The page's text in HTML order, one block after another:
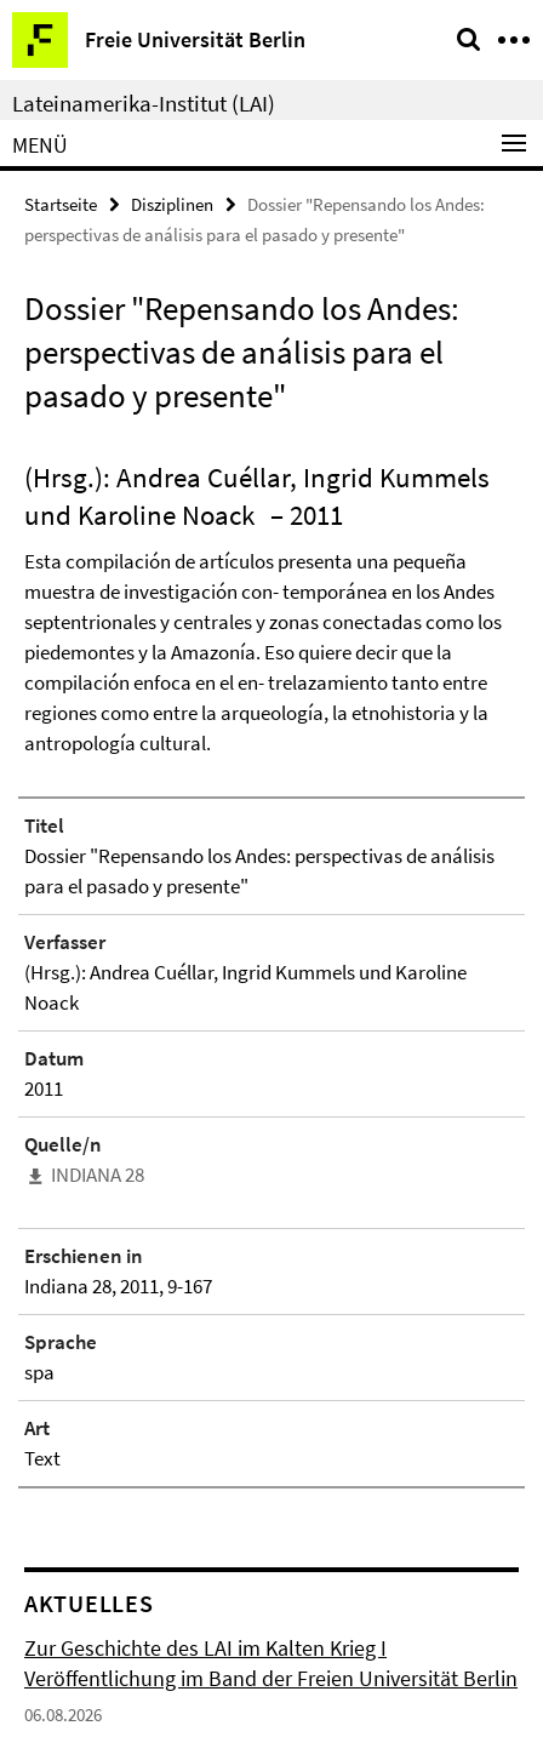
Springe
direkt
zu
Inhalt
Freie Universität Berlin
Service-
Navigation
Lateinamerika-Institut (LAI)
MENÜ
Startseite Disziplinen
Dossier "Repensando los Andes:
perspectivas de análisis para el pasado y presente"
Dossier "Repensando los Andes:
perspectivas de análisis para el
pasado y presente"
(Hrsg.): Andrea Cuéllar, Ingrid Kummels
und Karoline Noack – 2011
Esta compilación de artículos presenta una pequeña
muestra de investigación con- temporánea en los Andes
septentrionales y centrales y zonas conectadas como los
piedemontes y la Amazonía. Eso quiere decir que la
compilación enfoca en el en- trelazamiento tanto entre
regiones como entre la arqueología, la etnohistoria y la
antropología cultural.
Titel
Dossier "Repensando los Andes: perspectivas de análisis
para el pasado y presente"
Verfasser
(Hrsg.): Andrea Cuéllar, Ingrid Kummels und Karoline
Noack
Datum
2011
Quelle/n
INDIANA 28
Erschienen in
Indiana 28, 2011, 9-167
Sprache
spa
Art
Text
AKTUELLES
Zur Geschichte des LAI im Kalten Krieg I
Veröffentlichung im Band der Freien Universität Berlin
06.08.2026